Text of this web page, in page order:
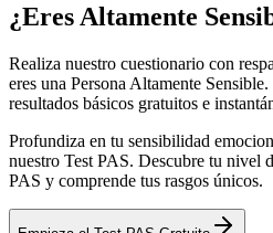
¿Eres Altamente
Realiza nuestro cuestionario con
eres una Persona Altamente
resultados básicos gratuitos e
Profundiza en tu sensibilidad
nuestro Test PAS. Descubre tu nivel
PAS y comprende tus rasgos únicos.